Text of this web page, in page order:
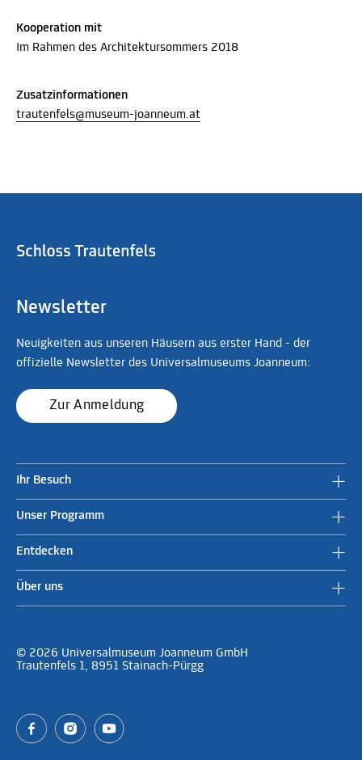
Kooperation mit
Im Rahmen des Architektursommers 2018
Zusatzinformationen
trautenfels@museum-joanneum.at
Newsletter
Neuigkeiten aus unseren Häusern aus erster Hand - der
offizielle Newsletter des Universalmuseums Joanneum:
Zur Anmeldung
Ihr Besuch
Unser Programm
Entdecken
Über uns
© 2026 Universalmuseum Joanneum GmbH
Trautenfels 1, 8951 Stainach-Pürgg